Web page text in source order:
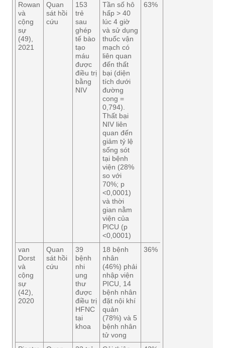
Rowan
và
cộng
sự
(49),
2021
Quan
sát hồi
cứu
153
trẻ
sau
ghép
tế bào
tạo
máu
được
điều trị
bằng
NIV
Tần số hô
hấp > 40
lúc 4 giờ
và sử dụng
thuốc vận
mạch có
liên quan
đến thất
bại (diện
tích dưới
đường
cong =
0,794).
Thất bại
NIV liên
quan đến
giảm tỷ lệ
sống sót
tại bệnh
viện (28%
so với
70%; p
<0,0001)
và thời
gian nằm
viện của
PICU (p
<0,0001)
63%
van
Dorst
và
cộng
sự
(42),
2020
Quan
sát hồi
cứu
39
bệnh
nhi
ung
thư
được
điều trị
HFNC
tại
khoa
18 bệnh
nhân
(46%) phải
nhập viện
PICU, 14
bệnh nhân
đặt nội khí
quản
(78%) và 5
bệnh nhân
tử vong
36%